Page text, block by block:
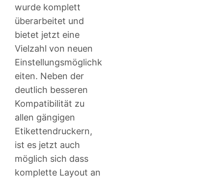
wurde komplett
überarbeitet und
bietet jetzt eine
Vielzahl von neuen
Einstellungsmöglichk
eiten. Neben der
deutlich besseren
Kompatibilität zu
allen gängigen
Etikettendruckern,
ist es jetzt auch
möglich sich dass
komplette Layout an